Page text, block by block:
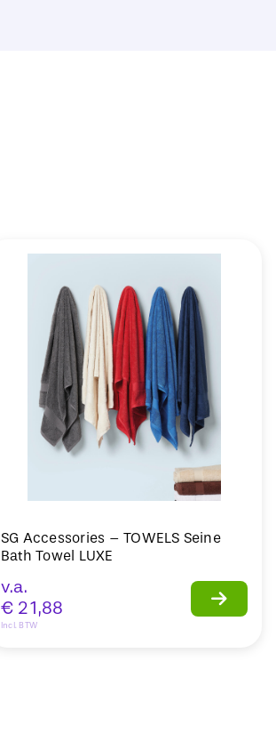
SG Accessories – TOWELS Seine
Bath Towel LUXE
v.a.
€ 21,88
Incl. BTW